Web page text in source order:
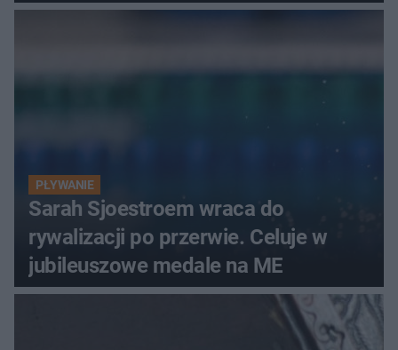
PŁYWANIE
Sarah Sjoestroem wraca do
rywalizacji po przerwie. Celuje w
jubileuszowe medale na ME